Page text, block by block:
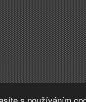
s používáním